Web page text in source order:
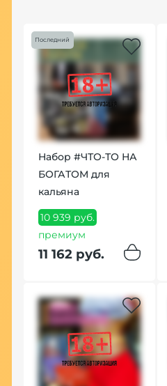
Последний
Набор #ЧТО-ТО НА
БОГАТОМ для
кальяна
10 939 руб.
премиум
11 162 руб.